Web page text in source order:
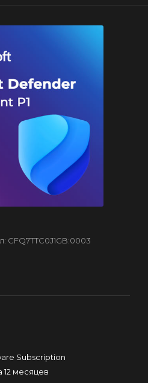
CFQ7TTC0J1GB:0003
Subscription
12 месяцев